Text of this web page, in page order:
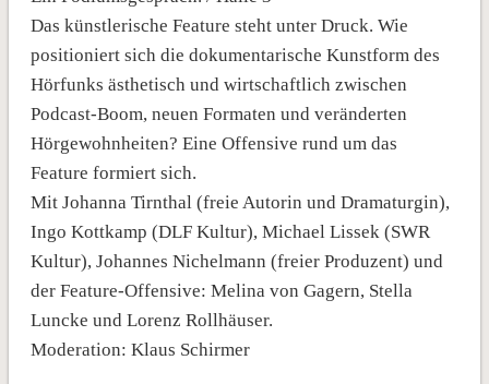
Das künstlerische Feature steht unter Druck. Wie
positioniert sich die dokumentarische Kunstform des
Hörfunks ästhetisch und wirtschaftlich zwischen
Podcast-Boom, neuen Formaten und veränderten
Hörgewohnheiten? Eine Offensive rund um das
Feature formiert sich.
Mit Johanna Tirnthal (freie Autorin und Dramaturgin),
Ingo Kottkamp (DLF Kultur), Michael Lissek (SWR
Kultur), Johannes Nichelmann (freier Produzent) und
der Feature-Offensive: Melina von Gagern, Stella
Luncke und Lorenz Rollhäuser.
Moderation: Klaus Schirmer